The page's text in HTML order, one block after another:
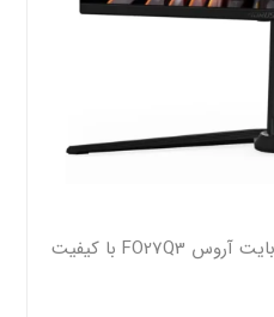
مانیتور گیمینگ 27 اینچ گیگابایت آروس FO27Q3 با کیفیت